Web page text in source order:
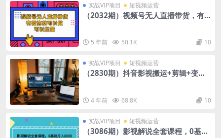
实战VIP项目 短视频运营
（2032期）视频号无人直播带货，有
5 年前 50.1K 10
实战VIP项目 短视频运营
（2830期）抖音影视搬运+剪辑+变现
4 年前 68.8K 10
实战VIP项目 短视频运营
（3086期）影视解说全套课程，0基础